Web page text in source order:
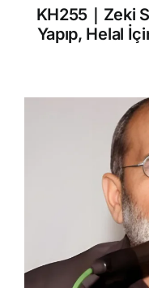
KH255｜Zeki
Yapıp, Helal